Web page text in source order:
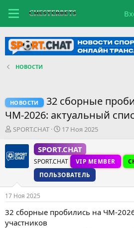
НОВОСТИ
НОВОСТИ
32 сборные
ЧМ-2026: актуальный
А
т
о
е
м
ы
SPORT.CHAT
Д
т
а
н
а
ч
л
а
17 Ноя 2025
SPORT.CHAT
SPORT.CHAT VIP MEMBER
ПОЛЬЗОВАТЕЛЬ
17 Ноя 2025
32 сборные пробились на ЧМ-
участников